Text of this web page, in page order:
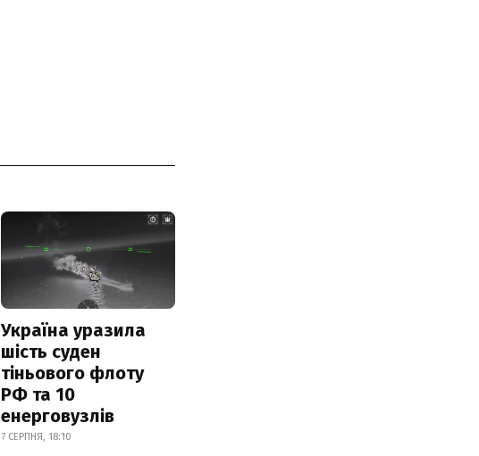
Україна уразила
шість суден
тіньового флоту
РФ та 10
енерговузлів
7 СЕРПНЯ, 18:10